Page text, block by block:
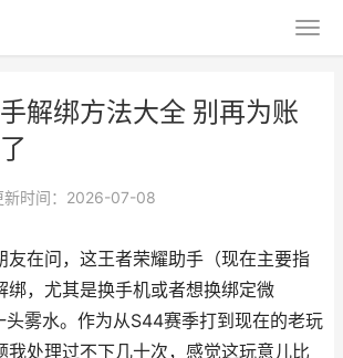
解绑方法大全 别再为账
新时间：2026-07-08
友在问，这王者荣耀助手（现在主要指
绑，尤其是换手机或者想换绑定微
头雾水。作为从S44赛季打到现在的老玩
我处理过不下几十次，感觉这玩意儿比